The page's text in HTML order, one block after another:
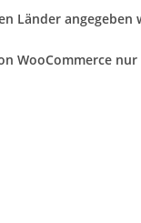
Länder angegeben
WooCommerce nur